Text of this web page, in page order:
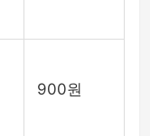
900원